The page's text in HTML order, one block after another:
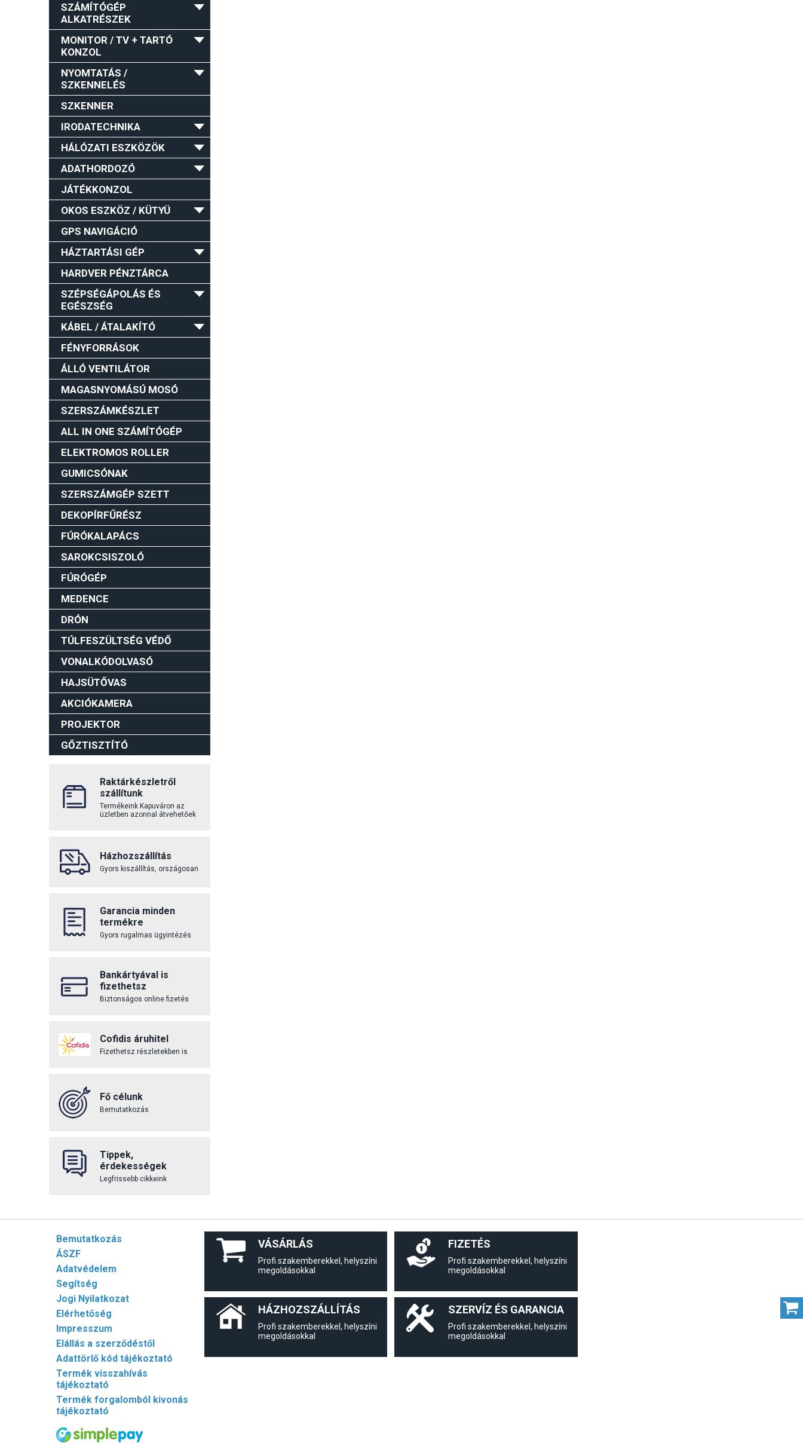
SZÁMÍTÓGÉP
ALKATRÉSZEK
MONITOR / TV + TARTÓ
KONZOL
NYOMTATÁS /
SZKENNELÉS
SZKENNER
IRODATECHNIKA
HÁLÓZATI ESZKÖZÖK
ADATHORDOZÓ
JÁTÉKKONZOL
OKOS ESZKÖZ / KÜTYÜ
GPS NAVIGÁCIÓ
HÁZTARTÁSI GÉP
HARDVER PÉNZTÁRCA
SZÉPSÉGÁPOLÁS ÉS
EGÉSZSÉG
KÁBEL / ÁTALAKÍTÓ
FÉNYFORRÁSOK
ÁLLÓ VENTILÁTOR
MAGASNYOMÁSÚ MOSÓ
SZERSZÁMKÉSZLET
ALL IN ONE SZÁMÍTÓGÉP
ELEKTROMOS ROLLER
GUMICSÓNAK
SZERSZÁMGÉP SZETT
DEKOPÍRFŰRÉSZ
FÚRÓKALAPÁCS
SAROKCSISZOLÓ
FÚRÓGÉP
MEDENCE
DRÓN
TÚLFESZÜLTSÉG VÉDŐ
VONALKÓDOLVASÓ
HAJSÜTŐVAS
AKCIÓKAMERA
PROJEKTOR
GŐZTISZTÍTÓ
Raktárkészletről
szállítunk
Termékeink Kapuváron az
üzletben azonnal átvehetőek
Házhozszállítás
Gyors kiszállítás, országosan
Garancia minden
termékre
Gyors rugalmas ügyintézés
Bankártyával is
fizethetsz
Biztonságos online fizetés
Cofidis áruhitel
Fizethetsz részletekben is
Fő célunk
Bemutatkozás
Tippek,
érdekességek
Legfrissebb cikkeink
Bemutatkozás
ÁSZF
Adatvédelem
Segítség
Jogi Nyilatkozat
Elérhetőség
Impresszum
Elállás a szerződéstől
Adattörlő kód tájékoztató
Termék visszahívás
tájékoztató
Termék forgalomból kivonás
tájékoztató
VÁSÁRLÁS
Profi szakemberekkel, helyszíni
megoldásokkal
HÁZHOZSZÁLLÍTÁS
Profi szakemberekkel, helyszíni
megoldásokkal
FIZETÉS
Profi szakemberekkel, helyszíni
megoldásokkal
SZERVÍZ ÉS GARANCIA
Profi szakemberekkel, helyszíni
megoldásokkal